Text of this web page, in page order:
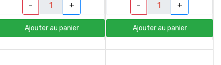
- +
Ajouter au panier
- +
Ajouter au panier